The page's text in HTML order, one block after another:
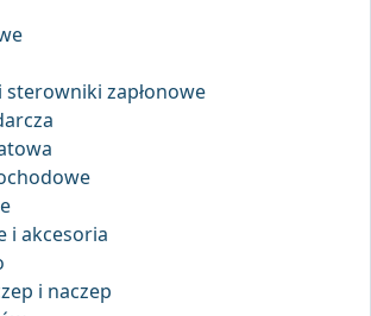
sterowniki zapłonowe
i akcesoria
i naczep